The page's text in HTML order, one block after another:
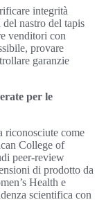
integrità
nastro del tapis
venditori con
provare
garanzie
per le
riconosciute come
College of
peer‑review
di prodotto da
Health e
scientifica con